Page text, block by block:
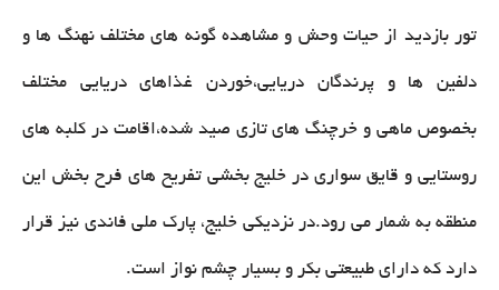
تور بازدید از حیات وحش و مشاهده گونه های مختلف نهنگ ها و
دلفین ها و پرندگان دریایی،خوردن غذاهای دریایی مختلف
بخصوص ماهی و خرچنگ های تازی صید شده،اقامت در کلبه های
روستایی و قایق سواری در خلیج بخشی تفریح های فرح بخش این
منطقه به شمار می رود.در نزدیکی خلیج، پارک ملی فاندی نیز قرار
دارد که دارای طبیعتی بکر و بسیار چشم نواز است.